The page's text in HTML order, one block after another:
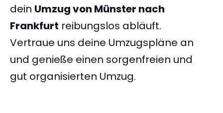
dein Umzug von Münster nach
Frankfurt reibungslos abläuft.
Vertraue uns deine Umzugspläne an
und genieße einen sorgenfreien und
gut organisierten Umzug.